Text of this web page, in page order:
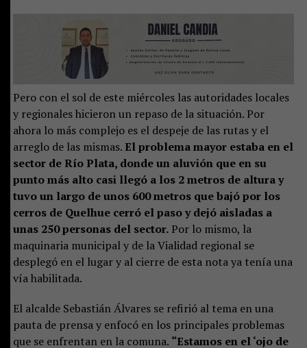
Pero con el sol de este miércoles las autoridades locales
y regionales hicieron un repaso de la situación. Por
ahora lo más complejo es el despeje de las rutas y el
arreglo de las mismas. El problema mayor estaba en el
sector de Río Plata, donde un aluvión que en su
punto más alto casi llegó a los 2 metros de altura y
tuvo un largo de unos 600 metros que bajó por los
cerros de Quelhue cerró el paso y dejó aisladas a
unas 250 personas del sector.Por lo mismo, la
maquinaria municipal y de la Vialidad regional se
desplegó en el lugar y al cierre de esta nota ya tenía una
vía habilitada.
El alcalde Sebastián Álvares se refirió al tema en una
pauta de prensa y enfocó en los principales problemas
que se enfrentan en la comuna. “Estamos en el ‘ojo de